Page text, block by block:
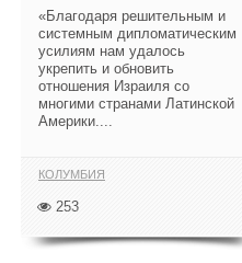
«Благодаря решительным и
системным дипломатическим
усилиям нам удалось
укрепить и обновить
отношения Израиля со
многими странами Латинской
Америки....
КОЛУМБИЯ
253